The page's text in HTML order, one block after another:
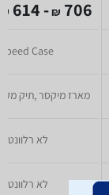
706
₪
- 614
₪
Speed Case
מארז מיקסר ,תיק
לא רלוונטי
לא רלוונטי